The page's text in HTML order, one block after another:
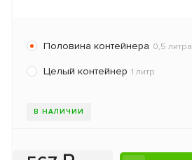
Половина контейнера 0,5 литра
Целый контейнер 1 литр
В НАЛИЧИИ